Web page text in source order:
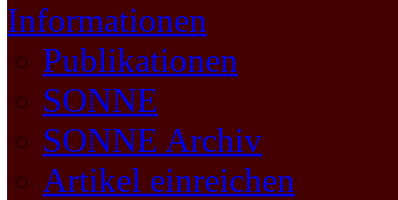
Informationen
Publikationen
SONNE
SONNE Archiv
Artikel einreichen